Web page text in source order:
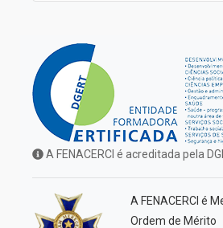
A FENACERCI é acreditada pela
A FENACERCI é
Ordem de Mérito